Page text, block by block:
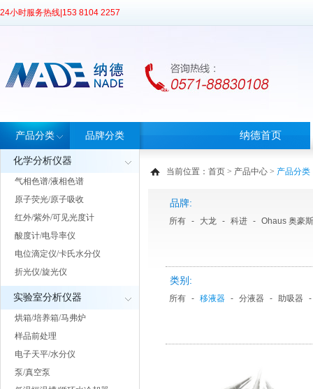
24小时服务热线| 153 8104 2257
产品分类
化学分析仪器
气相色谱/液相色谱
原子荧光/原子吸收
红外/紫外/可见光度计
酸度计/电导率仪
电位滴定仪/卡氏水分仪
折光仪/旋光仪
实验室分析仪器
烘箱/培养箱/马弗炉
样品前处理
电子天平/水分仪
泵/真空泵
品牌分类 纳德首页
当前位置： 首页 > 产品中心 > 产品分类
品牌:
所有 - 大龙 - 科进 - Ohaus 奥豪斯
类别:
所有 - 移液器 - 分液器 - 助吸器 -